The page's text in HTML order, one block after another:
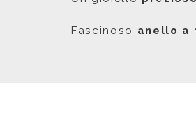
Fascinoso anello a